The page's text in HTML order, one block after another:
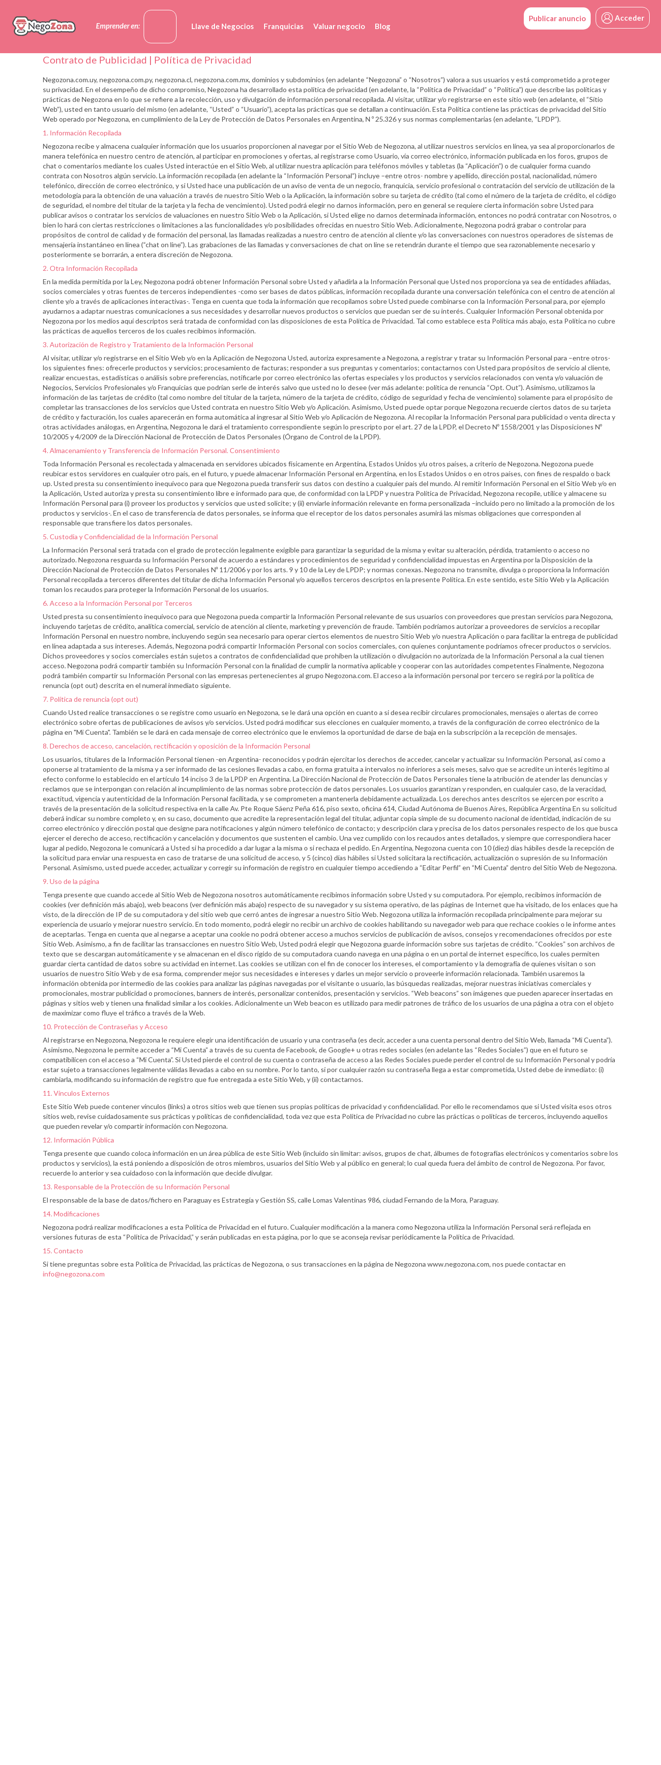
Emprender en: Llave de Negocios Franquicias Valuar negocio Blog
Publicar anuncio Acceder
Contrato de Publicidad | Política de Privacidad
Negozona.com.uy, negozona.com.py, negozona.cl, negozona.com.mx, dominios y subdominios (en adelante “Negozona” o “Nosotros”) valora a sus usuarios y está comprometido a proteger
su privacidad. En el desempeño de dicho compromiso, Negozona ha desarrollado esta política de privacidad (en adelante, la “Política de Privacidad” o “Política”) que describe las políticas y
prácticas de Negozona en lo que se refiere a la recolección, uso y divulgación de información personal recopilada. Al visitar, utilizar y/o registrarse en este sitio web (en adelante, el “Sitio
Web”), usted en tanto usuario del mismo (en adelante, “Usted” o “Usuario”), acepta las prácticas que se detallan a continuación. Esta Política contiene las prácticas de privacidad del Sitio
Web operado por Negozona, en cumplimiento de la Ley de Protección de Datos Personales en Argentina, N º 25.326 y sus normas complementarias (en adelante, “LPDP”).
1. Información Recopilada
Negozona recibe y almacena cualquier información que los usuarios proporcionen al navegar por el Sitio Web de Negozona, al utilizar nuestros servicios en línea, ya sea al proporcionarlos de
manera telefónica en nuestro centro de atención, al participar en promociones y ofertas, al registrarse como Usuario, vía correo electrónico, información publicada en los foros, grupos de
chat o comentarios mediante los cuales Usted interactúe en el Sitio Web, al utilizar nuestra aplicación para teléfonos móviles y tabletas (la “Aplicación”) o de cualquier forma cuando
contrata con Nosotros algún servicio. La información recopilada (en adelante la “Información Personal”) incluye –entre otros- nombre y apellido, dirección postal, nacionalidad, número
telefónico, dirección de correo electrónico, y si Usted hace una publicación de un aviso de venta de un negocio, franquicia, servicio profesional o contratación del servicio de utilización de la
metodología para la obtención de una valuación a través de nuestro Sitio Web o la Aplicación, la información sobre su tarjeta de crédito (tal como el número de la tarjeta de crédito, el código
de seguridad, el nombre del titular de la tarjeta y la fecha de vencimiento). Usted podrá elegir no darnos información, pero en general se requiere cierta información sobre Usted para
publicar avisos o contratar los servicios de valuaciones en nuestro Sitio Web o la Aplicación, si Usted elige no darnos determinada información, entonces no podrá contratar con Nosotros, o
bien lo hará con ciertas restricciones o limitaciones a las funcionalidades y/o posibilidades ofrecidas en nuestro Sitio Web. Adicionalmente, Negozona podrá grabar o controlar para
propósitos de control de calidad y de formación del personal, las llamadas realizadas a nuestro centro de atención al cliente y/o las conversaciones con nuestros operadores de sistemas de
mensajería instantáneo en línea (“chat on line”). Las grabaciones de las llamadas y conversaciones de chat on line se retendrán durante el tiempo que sea razonablemente necesario y
posteriormente se borrarán, a entera discreción de Negozona.
2. Otra Información Recopilada
En la medida permitida por la Ley, Negozona podrá obtener Información Personal sobre Usted y añadirla a la Información Personal que Usted nos proporciona ya sea de entidades afiliadas,
socios comerciales y otras fuentes de terceros independientes -como ser bases de datos públicas, información recopilada durante una conversación telefónica con el centro de atención al
cliente y/o a través de aplicaciones interactivas-. Tenga en cuenta que toda la información que recopilamos sobre Usted puede combinarse con la Información Personal para, por ejemplo
ayudarnos a adaptar nuestras comunicaciones a sus necesidades y desarrollar nuevos productos o servicios que puedan ser de su interés. Cualquier Información Personal obtenida por
Negozona por los medios aquí descriptos será tratada de conformidad con las disposiciones de esta Política de Privacidad. Tal como establece esta Política más abajo, esta Política no cubre
las prácticas de aquellos terceros de los cuales recibimos información.
3. Autorización de Registro y Tratamiento de la Información Personal
Al visitar, utilizar y/o registrarse en el Sitio Web y/o en la Aplicación de Negozona Usted, autoriza expresamente a Negozona, a registrar y tratar su Información Personal para –entre otros-
los siguientes fines: ofrecerle productos y servicios; procesamiento de facturas; responder a sus preguntas y comentarios; contactarnos con Usted para propósitos de servicio al cliente,
realizar encuestas, estadísticas o análisis sobre preferencias, notificarle por correo electrónico las ofertas especiales y los productos y servicios relacionados con venta y/o valuación de
Negocios, Servicios Profesionales y/o Franquicias que podrían serle de interés salvo que usted no lo desee (ver más adelante: política de renuncia “Opt. Out”). Asimismo, utilizamos la
información de las tarjetas de crédito (tal como nombre del titular de la tarjeta, número de la tarjeta de crédito, código de seguridad y fecha de vencimiento) solamente para el propósito de
completar las transacciones de los servicios que Usted contrata en nuestro Sitio Web y/o Aplicación. Asimismo, Usted puede optar porque Negozona recuerde ciertos datos de su tarjeta
de crédito y facturación, los cuales aparecerán en forma automática al ingresar al Sitio Web y/o Aplicación de Negozona. Al recopilar la Información Personal para publicidad o venta directa y
otras actividades análogas, en Argentina, Negozona le dará el tratamiento correspondiente según lo prescripto por el art. 27 de la LPDP, el Decreto Nº 1558/2001 y las Disposiciones Nº
10/2005 y 4/2009 de la Dirección Nacional de Protección de Datos Personales (Órgano de Control de la LPDP).
4. Almacenamiento y Transferencia de Información Personal. Consentimiento
Toda Información Personal es recolectada y almacenada en servidores ubicados físicamente en Argentina, Estados Unidos y/u otros países, a criterio de Negozona. Negozona puede
reubicar estos servidores en cualquier otro país, en el futuro, y puede almacenar Información Personal en Argentina, en los Estados Unidos o en otros países, con fines de respaldo o back
up. Usted presta su consentimiento inequívoco para que Negozona pueda transferir sus datos con destino a cualquier país del mundo. Al remitir Información Personal en el Sitio Web y/o en
la Aplicación, Usted autoriza y presta su consentimiento libre e informado para que, de conformidad con la LPDP y nuestra Política de Privacidad, Negozona recopile, utilice y almacene su
Información Personal para (i) proveer los productos y servicios que usted solicite; y (ii) enviarle información relevante en forma personalizada –incluido pero no limitado a la promoción de los
productos y servicios-. En el caso de transferencia de datos personales, se informa que el receptor de los datos personales asumirá las mismas obligaciones que corresponden al
responsable que transfiere los datos personales.
5. Custodia y Confidencialidad de la Información Personal
La Información Personal será tratada con el grado de protección legalmente exigible para garantizar la seguridad de la misma y evitar su alteración, pérdida, tratamiento o acceso no
autorizado. Negozona resguarda su Información Personal de acuerdo a estándares y procedimientos de seguridad y confidencialidad impuestas en Argentina por la Disposición de la
Dirección Nacional de Protección de Datos Personales Nº 11/2006 y por los arts. 9 y 10 de la Ley de LPDP; y normas conexas. Negozona no transmite, divulga o proporciona la Información
Personal recopilada a terceros diferentes del titular de dicha Información Personal y/o aquellos terceros descriptos en la presente Política. En este sentido, este Sitio Web y la Aplicación
toman los recaudos para proteger la Información Personal de los usuarios.
6. Acceso a la Información Personal por Terceros
Usted presta su consentimiento inequívoco para que Negozona pueda compartir la Información Personal relevante de sus usuarios con proveedores que prestan servicios para Negozona,
incluyendo tarjetas de crédito, analítica comercial, servicio de atención al cliente, marketing y prevención de fraude. También podríamos autorizar a proveedores de servicios a recopilar
Información Personal en nuestro nombre, incluyendo según sea necesario para operar ciertos elementos de nuestro Sitio Web y/o nuestra Aplicación o para facilitar la entrega de publicidad
en línea adaptada a sus intereses. Además, Negozona podrá compartir Información Personal con socios comerciales, con quienes conjuntamente podríamos ofrecer productos o servicios.
Dichos proveedores y socios comerciales están sujetos a contratos de confidencialidad que prohíben la utilización o divulgación no autorizada de la Información Personal a la cual tienen
acceso. Negozona podrá compartir también su Información Personal con la finalidad de cumplir la normativa aplicable y cooperar con las autoridades competentes Finalmente, Negozona
podrá también compartir su Información Personal con las empresas pertenecientes al grupo Negozona.com. El acceso a la información personal por tercero se regirá por la política de
renuncia (opt out) descrita en el numeral inmediato siguiente.
7. Política de renuncia (opt out)
Cuando Usted realice transacciones o se registre como usuario en Negozona, se le dará una opción en cuanto a si desea recibir circulares promocionales, mensajes o alertas de correo
electrónico sobre ofertas de publicaciones de avisos y/o servicios. Usted podrá modificar sus elecciones en cualquier momento, a través de la configuración de correo electrónico de la
página en "Mi Cuenta". También se le dará en cada mensaje de correo electrónico que le enviemos la oportunidad de darse de baja en la subscripción a la recepción de mensajes.
8. Derechos de acceso, cancelación, rectificación y oposición de la Información Personal
Los usuarios, titulares de la Información Personal tienen -en Argentina- reconocidos y podrán ejercitar los derechos de acceder, cancelar y actualizar su Información Personal, así como a
oponerse al tratamiento de la misma y a ser informado de las cesiones llevadas a cabo, en forma gratuita a intervalos no inferiores a seis meses, salvo que se acredite un interés legítimo al
efecto conforme lo establecido en el artículo 14 inciso 3 de la LPDP en Argentina. La Dirección Nacional de Protección de Datos Personales tiene la atribución de atender las denuncias y
reclamos que se interpongan con relación al incumplimiento de las normas sobre protección de datos personales. Los usuarios garantizan y responden, en cualquier caso, de la veracidad,
exactitud, vigencia y autenticidad de la Información Personal facilitada, y se comprometen a mantenerla debidamente actualizada. Los derechos antes descritos se ejercen por escrito a
través de la presentación de la solicitud respectiva en la calle Av. Pte Roque Sáenz Peña 616, piso sexto, oficina 614, Ciudad Autónoma de Buenos Aires, República Argentina En su solicitud
deberá indicar su nombre completo y, en su caso, documento que acredite la representación legal del titular, adjuntar copia simple de su documento nacional de identidad, indicación de su
correo electrónico y dirección postal que designe para notificaciones y algún número telefónico de contacto; y descripción clara y precisa de los datos personales respecto de los que busca
ejercer el derecho de acceso, rectificación y cancelación y documentos que sustenten el cambio. Una vez cumplido con los recaudos antes detallados, y siempre que correspondiera hacer
lugar al pedido, Negozona le comunicará a Usted si ha procedido a dar lugar a la misma o si rechaza el pedido. En Argentina, Negozona cuenta con 10 (diez) días hábiles desde la recepción de
la solicitud para enviar una respuesta en caso de tratarse de una solicitud de acceso, y 5 (cinco) días hábiles si Usted solicitara la rectificación, actualización o supresión de su Información
Personal. Asimismo, usted puede acceder, actualizar y corregir su información de registro en cualquier tiempo accediendo a “Editar Perfil” en “Mi Cuenta” dentro del Sitio Web de Negozona.
9. Uso de la página
Tenga presente que cuando accede al Sitio Web de Negozona nosotros automáticamente recibimos información sobre Usted y su computadora. Por ejemplo, recibimos información de
cookies (ver definición más abajo), web beacons (ver definición más abajo) respecto de su navegador y su sistema operativo, de las páginas de Internet que ha visitado, de los enlaces que ha
visto, de la dirección de IP de su computadora y del sitio web que cerró antes de ingresar a nuestro Sitio Web. Negozona utiliza la información recopilada principalmente para mejorar su
experiencia de usuario y mejorar nuestro servicio. En todo momento, podrá elegir no recibir un archivo de cookies habilitando su navegador web para que rechace cookies o le informe antes
de aceptarlas. Tenga en cuenta que al negarse a aceptar una cookie no podrá obtener acceso a muchos servicios de publicación de avisos, consejos y recomendaciones ofrecidos por este
Sitio Web. Asimismo, a fin de facilitar las transacciones en nuestro Sitio Web, Usted podrá elegir que Negozona guarde información sobre sus tarjetas de crédito. “Cookies” son archivos de
texto que se descargan automáticamente y se almacenan en el disco rígido de su computadora cuando navega en una página o en un portal de internet específico, los cuales permiten
guardar cierta cantidad de datos sobre su actividad en internet. Las cookies se utilizan con el fin de conocer los intereses, el comportamiento y la demografía de quienes visitan o son
usuarios de nuestro Sitio Web y de esa forma, comprender mejor sus necesidades e intereses y darles un mejor servicio o proveerle información relacionada. También usaremos la
información obtenida por intermedio de las cookies para analizar las páginas navegadas por el visitante o usuario, las búsquedas realizadas, mejorar nuestras iniciativas comerciales y
promocionales, mostrar publicidad o promociones, banners de interés, personalizar contenidos, presentación y servicios. “Web beacons” son imágenes que pueden aparecer insertadas en
páginas y sitios web y tienen una finalidad similar a los cookies. Adicionalmente un Web beacon es utilizado para medir patrones de tráfico de los usuarios de una página a otra con el objeto
de maximizar como fluye el tráfico a través de la Web.
10. Protección de Contraseñas y Acceso
Al registrarse en Negozona, Negozona le requiere elegir una identificación de usuario y una contraseña (es decir, acceder a una cuenta personal dentro del Sitio Web, llamada “Mi Cuenta”).
Asimismo, Negozona le permite acceder a “Mi Cuenta” a través de su cuenta de Facebook, de Google+ u otras redes sociales (en adelante las “Redes Sociales”) que en el futuro se
compatibilicen con el acceso a “Mi Cuenta”. Si Usted pierde el control de su cuenta o contraseña de acceso a las Redes Sociales puede perder el control de su Información Personal y podría
estar sujeto a transacciones legalmente válidas llevadas a cabo en su nombre. Por lo tanto, si por cualquier razón su contraseña llega a estar comprometida, Usted debe de inmediato: (i)
cambiarla, modificando su información de registro que fue entregada a este Sitio Web, y (ii) contactarnos.
11. Vínculos Externos
Este Sitio Web puede contener vínculos (links) a otros sitios web que tienen sus propias políticas de privacidad y confidencialidad. Por ello le recomendamos que si Usted visita esos otros
sitios web, revise cuidadosamente sus prácticas y políticas de confidencialidad, toda vez que esta Política de Privacidad no cubre las prácticas o políticas de terceros, incluyendo aquellos
que pueden revelar y/o compartir información con Negozona.
12. Información Pública
Tenga presente que cuando coloca información en un área pública de este Sitio Web (incluido sin limitar: avisos, grupos de chat, álbumes de fotografías electrónicos y comentarios sobre los
productos y servicios), la está poniendo a disposición de otros miembros, usuarios del Sitio Web y al público en general; lo cual queda fuera del ámbito de control de Negozona. Por favor,
recuerde lo anterior y sea cuidadoso con la información que decide divulgar.
13. Responsable de la Protección de su Información Personal
El responsable de la base de datos/fichero en Paraguay es Estrategía y Gestión SS, calle Lomas Valentinas 986, ciudad Fernando de la Mora, Paraguay.
14. Modificaciones
Negozona podrá realizar modificaciones a esta Política de Privacidad en el futuro. Cualquier modificación a la manera como Negozona utiliza la Información Personal será reflejada en
versiones futuras de esta “Política de Privacidad,” y serán publicadas en esta página, por lo que se aconseja revisar periódicamente la Política de Privacidad.
15. Contacto
Si tiene preguntas sobre esta Política de Privacidad, las prácticas de Negozona, o sus transacciones en la página de Negozona www.negozona.com, nos puede contactar en
info@negozona.com